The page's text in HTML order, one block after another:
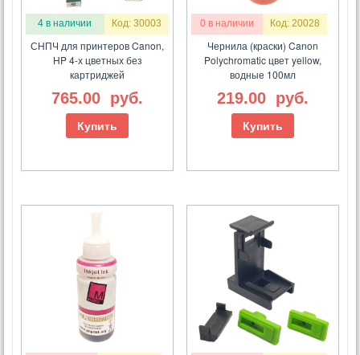
4 в наличии Код: 30003
СНПЧ для принтеров Canon,
HP 4-х цветных без
картриджей
765.00 руб.
Купить
0 в наличии Код: 20028
Чернила (краски) Canon
Polychromatic цвет yellow,
водные 100мл
219.00 руб.
Купить